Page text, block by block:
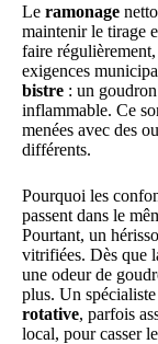
Le ramonage
maintenir le tirage
faire
exigences
bistre : un
inflammable. Ce
menées avec des
différents.
Pourquoi les
passent dans le
Pourtant, un
vitrifiées. Dès que
une odeur de
plus. Un
rotative, parfois
local, pour casser